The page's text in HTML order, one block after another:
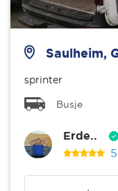
Saulheim,
sprinter
Busje
Erde..